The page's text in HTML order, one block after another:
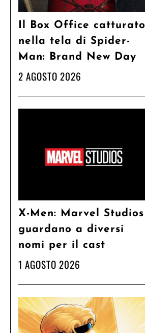
Il Box Office catturato
nella tela di Spider-
Man: Brand New Day
2 AGOSTO 2026
X-Men: Marvel Studios
guardano a diversi
nomi per il cast
1 AGOSTO 2026